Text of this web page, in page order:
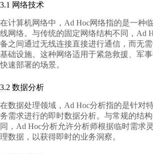
3.1 网络技术
在计算机网络中，Ad Hoc网络指的是一种
线网络。与传统的固定网络结构不同，Ad
备之间通过无线连接直接进行通信，而无
基础设施。这种网络适用于紧急救援、军
快速部署的场景。
3.2 数据分析
在数据处理领域，Ad Hoc分析指的是针对
务需求进行的即时数据分析。与常规的结
同，Ad Hoc分析允许分析师根据临时需求
理数据，以获得即时的业务洞察。